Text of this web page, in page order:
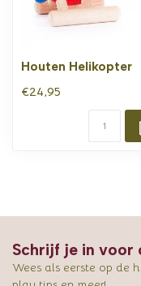
Houten Helikopter
€24,95
Schrijf je in voor
Wees als eerste op de